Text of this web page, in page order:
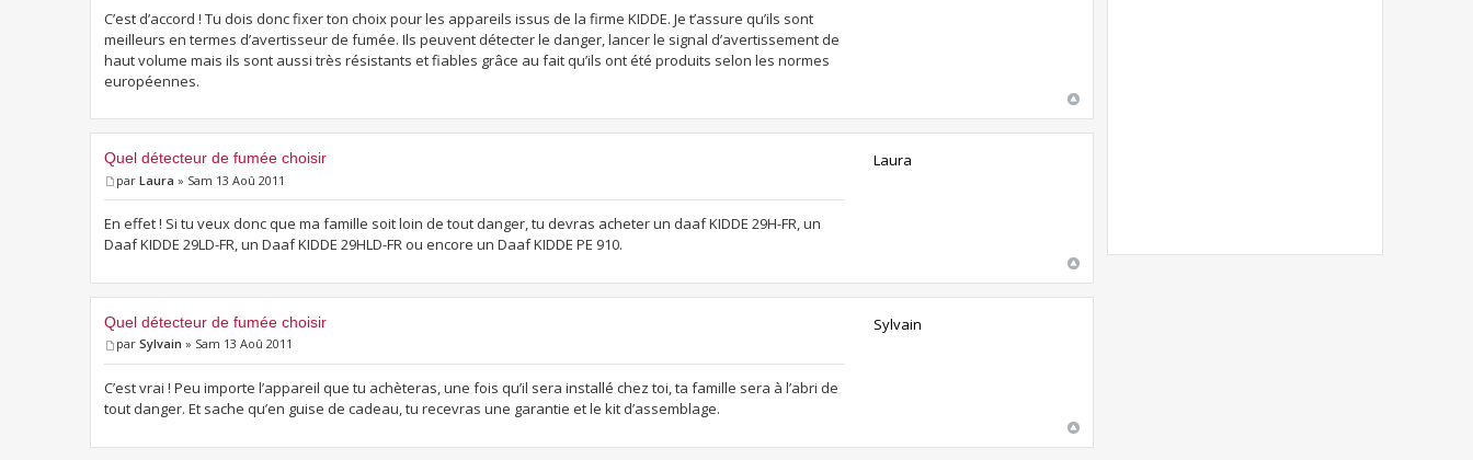
C’est d’accord ! Tu dois donc fixer ton choix pour les appareils issus de la firme KIDDE. Je t’assure qu’ils sont
meilleurs en termes d’avertisseur de fumée. Ils peuvent détecter le danger, lancer le signal d’avertissement de
haut volume mais ils sont aussi très résistants et fiables grâce au fait qu’ils ont été produits selon les normes
européennes.
Quel détecteur de fumée choisir
par Laura » Sam 13 Aoû 2011
En effet ! Si tu veux donc que ma famille soit loin de tout danger, tu devras acheter un daaf KIDDE 29H-FR, un
Daaf KIDDE 29LD-FR, un Daaf KIDDE 29HLD-FR ou encore un Daaf KIDDE PE 910.
Laura
Quel détecteur de fumée choisir
par Sylvain » Sam 13 Aoû 2011
C’est vrai ! Peu importe l’appareil que tu achèteras, une fois qu’il sera installé chez toi, ta famille sera à l’abri de
tout danger. Et sache qu’en guise de cadeau, tu recevras une garantie et le kit d’assemblage.
Sylvain